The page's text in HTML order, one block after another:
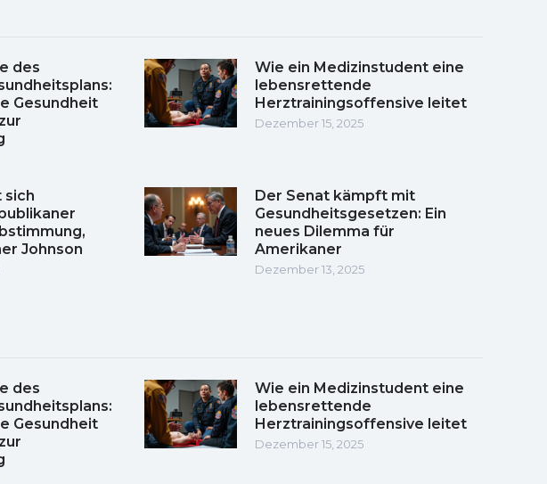
des
Gesundheit
Wie ein Medizinstudent eine
lebensrettende
Herztrainingsoffensive leitet
Dezember 15, 2025
sich
Johnson
Der Senat kämpft mit
Gesundheitsgesetzen: Ein
neues Dilemma für
Amerikaner
Dezember 13, 2025
des
Gesundheit
Wie ein Medizinstudent eine
lebensrettende
Herztrainingsoffensive leitet
Dezember 15, 2025